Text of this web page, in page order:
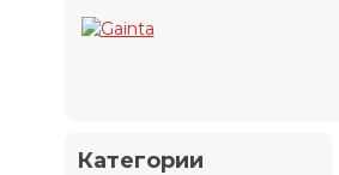
Категории